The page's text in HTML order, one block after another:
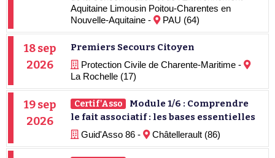
Aquitaine Limousin Poitou-Charentes en
Nouvelle-Aquitaine -
PAU (64)
18 sep
2026
Premiers Secours Citoyen
Protection Civile de Charente-Maritime -
La Rochelle (17)
19 sep
2026
Certif'Asso
Module 1/6 : Comprendre
le fait associatif : les bases essentielles
Guid'Asso 86 - Châtellerault (86)